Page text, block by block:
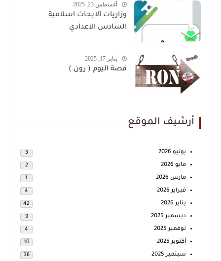
أغسطس 23, 2025
وزاريات الابحاث اسلامية
السادس الاعدادي
يناير 17, 2025
قصة اليوم ( رون )
أرشيف الموقع
يونيو 2026 3
مايو 2026 2
مارس 2026 1
فبراير 2026 4
يناير 2026 42
ديسمبر 2025 9
نوفمبر 2025 4
أكتوبر 2025 10
سبتمبر 2025 36